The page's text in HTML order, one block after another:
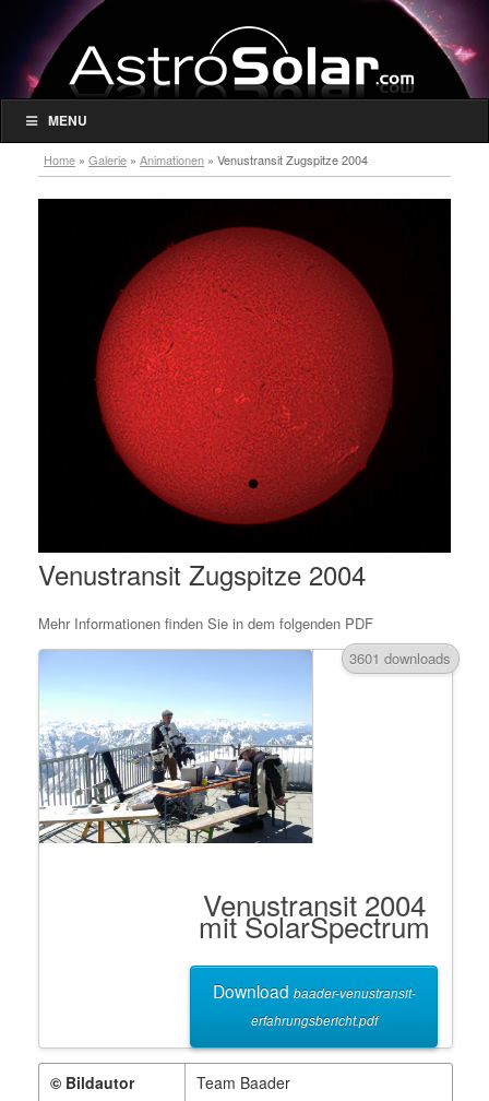
MENU
Home » Galerie » Animationen » Venustransit Zugspitze 2004
Venustransit Zugspitze 2004
Mehr Informationen finden Sie in dem folgenden PDF
3601 downloads
Venustransit 2004
mit SolarSpectrum
Download baader-venustransit-
erfahrungsbericht.pdf
© Bildautor
Team Baader